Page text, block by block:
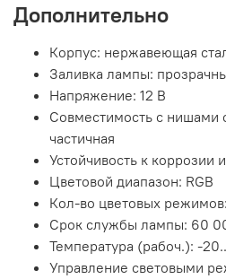
Дополнительно
Корпус: нержавеющая
Заливка лампы:
Напряжение: 12 В
Совместимость с нишами
частичная
Устойчивость к коррозии
Цветовой диапазон: RGB
Кол-во цветовых
Срок службы лампы: 60
Температура (рабоч.): -
Управление световыми